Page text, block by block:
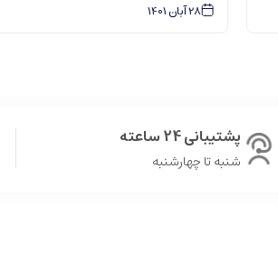
28آبان1401
پشتیبانی 24 ساعته
شنبه تا چهارشنبه